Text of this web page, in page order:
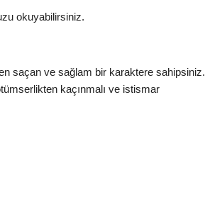
okuyabilirsiniz.
saçan ve sağlam bir karaktere sahipsiniz.
kaçınmalı ve istismar